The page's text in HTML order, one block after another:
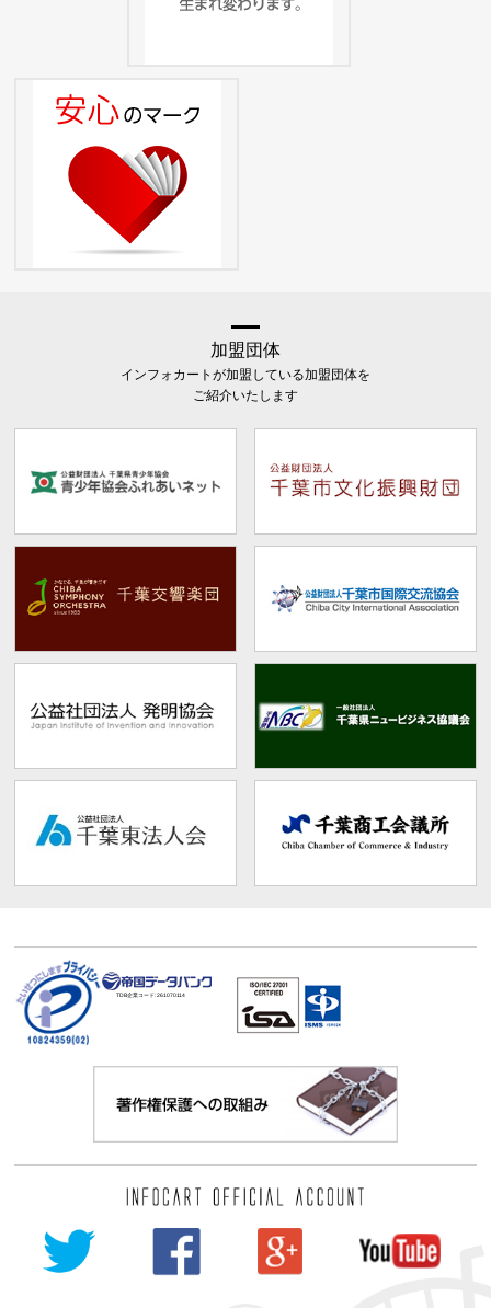
加盟団体
インフォカートが加盟している加盟団体を
ご紹介いたします
TDB企業コード:261070114